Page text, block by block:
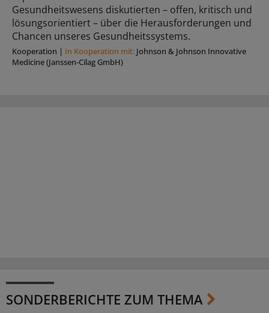
Gesundheitswesens diskutierten – offen, kritisch und
lösungsorientiert – über die Herausforderungen und
Chancen unseres Gesundheitssystems.
Kooperation | In Kooperation mit: Johnson & Johnson Innovative
Medicine (Janssen-Cilag GmbH)
SONDERBERICHTE ZUM THEMA